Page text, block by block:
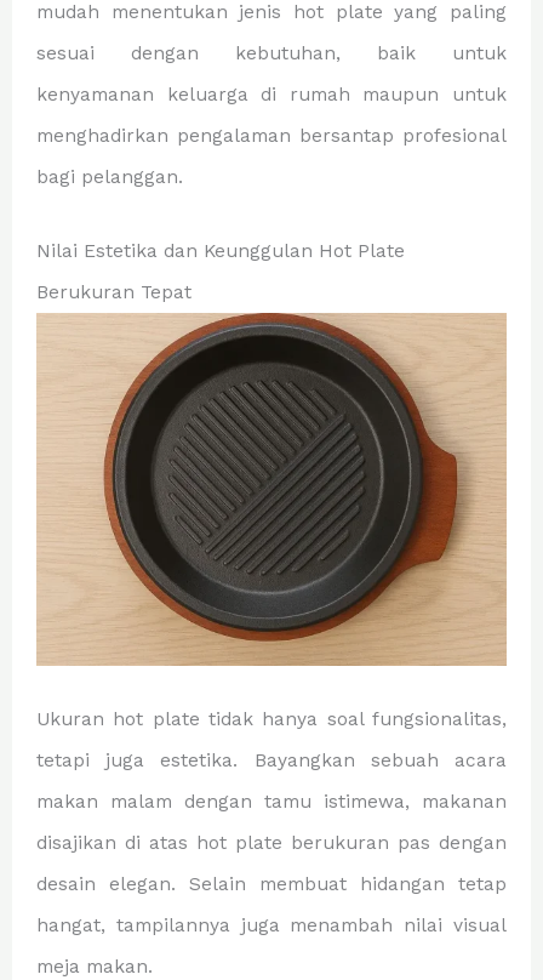
mudah menentukan jenis hot plate yang paling
sesuai dengan kebutuhan, baik untuk
kenyamanan keluarga di rumah maupun untuk
menghadirkan pengalaman bersantap profesional
bagi pelanggan.
Nilai Estetika dan Keunggulan Hot Plate
Berukuran Tepat
Ukuran hot plate tidak hanya soal fungsionalitas,
tetapi juga estetika. Bayangkan sebuah acara
makan malam dengan tamu istimewa, makanan
disajikan di atas hot plate berukuran pas dengan
desain elegan. Selain membuat hidangan tetap
hangat, tampilannya juga menambah nilai visual
meja makan.